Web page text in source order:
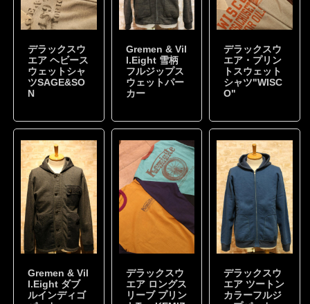
デラックスウ
エア ヘビース
ウェットシャ
ツSAGE&SO
N
Gremen & Vil
l.Eight 雪柄
フルジップス
ウェットパー
カー
デラックスウ
エア・プリン
トスウェット
シャツ"WISC
O"
Gremen & Vil
l.Eight ダブ
ルインディゴ
デラックスウ
エア ロングス
リーブ プリン
デラックスウ
エア ツートン
カラーフルジ